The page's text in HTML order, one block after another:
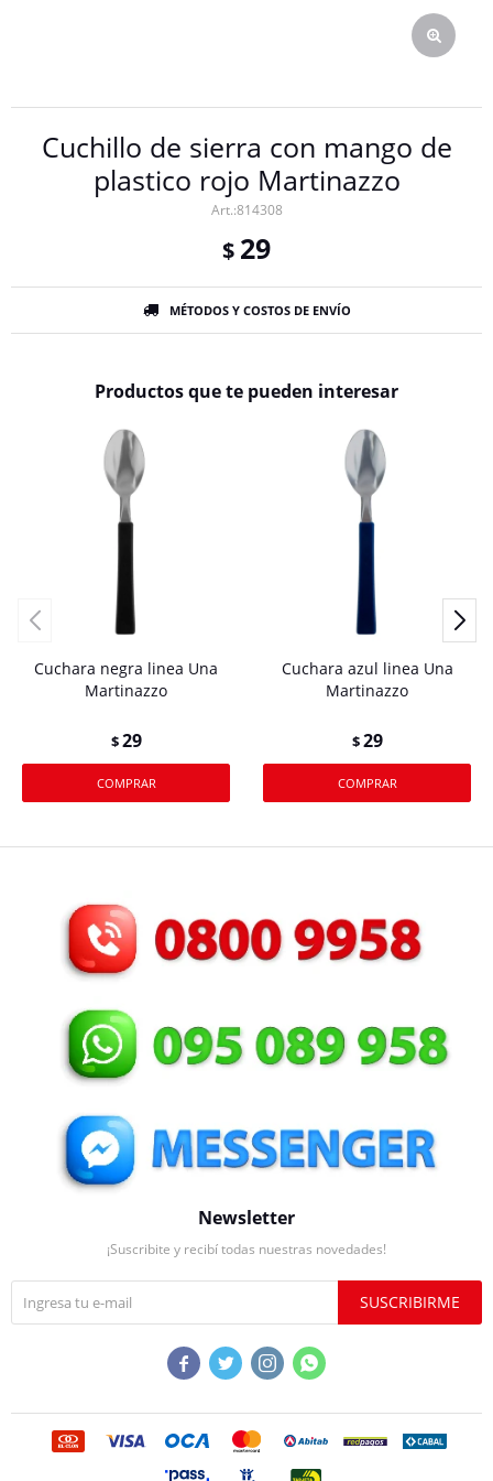
Cuchillo de sierra con mango de
plastico rojo Martinazzo
814308
$ 29
MÉTODOS Y COSTOS DE ENVÍO
Productos que te pueden interesar
Cuchara negra linea Una
Martinazzo
$29
Cuchara azul linea Una
Martinazzo
$29
Newsletter
¡Suscribite y recibí todas nuestras novedades!
SUSCRIBIRME
   